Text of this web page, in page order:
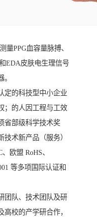
量PPG血容量脉搏、
EDA皮肤电生理信号
定的科技型中小企业
；的人因工程与工效
省部级科学技术奖
术新产品（服务）
欧盟 RoHS、
等多项国际认证和
团队、技术团队及研
校的产学研合作，